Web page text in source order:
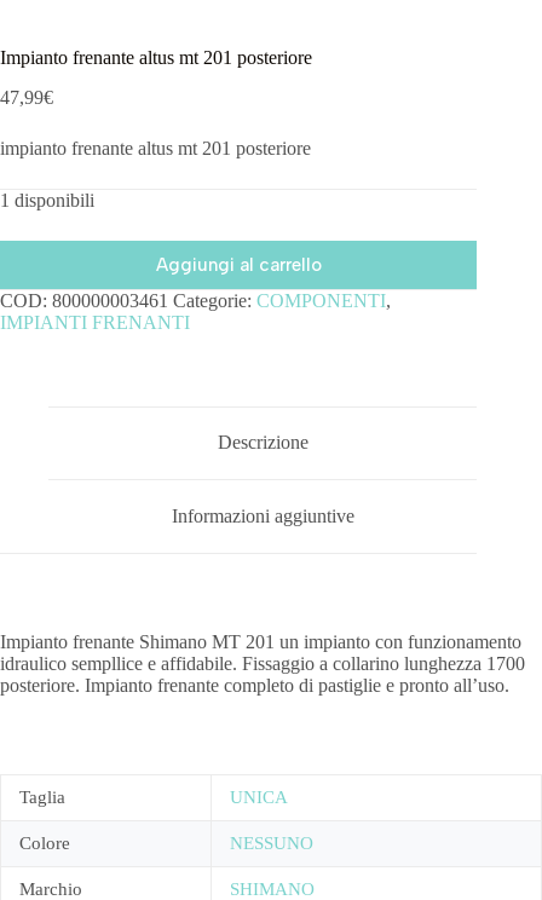
Impianto frenante altus mt 201 posteriore
47,99€
impianto frenante altus mt 201 posteriore
1 disponibili
Aggiungi al carrello
COD: 800000003461 Categorie: COMPONENTI,
IMPIANTI FRENANTI
Descrizione
Informazioni aggiuntive
Impianto frenante Shimano MT 201 un impianto con funzionamento
idraulico sempllice e affidabile. Fissaggio a collarino lunghezza 1700
posteriore. Impianto frenante completo di pastiglie e pronto all’uso.
Taglia UNICA
Colore NESSUNO
Marchio SHIMANO